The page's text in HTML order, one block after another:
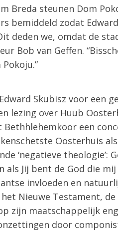
Breda steunen Dom
bemiddeld zodat
deden we, omdat de
Bob van Geffen.
Skubisz voor een
lezing over Huub
een
Oosterhuis
‘negatieve theologie’:
Jij bent de God die
invloeden en
Nieuwe Testament,
zijn maatschappelijk
door